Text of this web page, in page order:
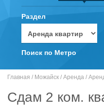
Раздел
Поиск по Метро
Главная / Можайск / Аренда /
Сдам 2 ком.